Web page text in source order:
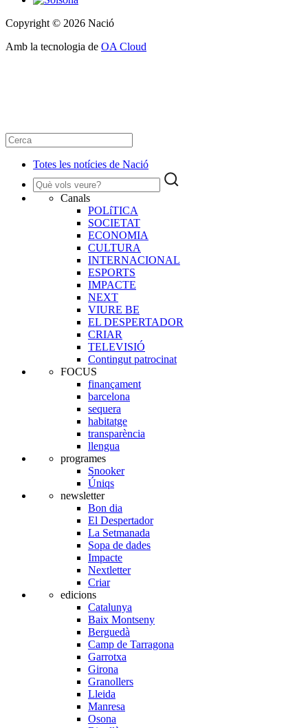
Copyright © 2026 Nació
Amb la tecnologia de OA Cloud
Totes les notícies de Nació
Canals
POLíTICA
SOCIETAT
ECONOMIA
CULTURA
INTERNACIONAL
ESPORTS
IMPACTE
NEXT
VIURE BE
EL DESPERTADOR
CRIAR
TELEVISIÓ
Contingut patrocinat
FOCUS
finançament
barcelona
sequera
habitatge
transparència
llengua
programes
Snooker
Úniqs
newsletter
Bon dia
El Despertador
La Setmanada
Sopa de dades
Impacte
Nextletter
Criar
edicions
Catalunya
Baix Montseny
Berguedà
Camp de Tarragona
Garrotxa
Girona
Granollers
Lleida
Manresa
Osona